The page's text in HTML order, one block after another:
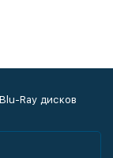
Ray дисков